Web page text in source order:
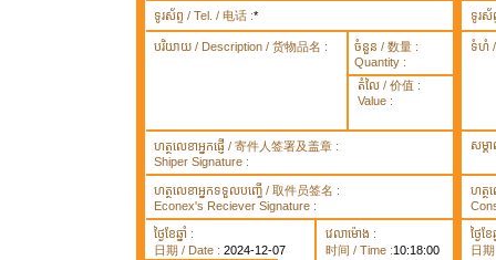
ទូរស័ព្ទ / Tel. / 电话 :* ទូរស័
បរិយាយ / Description / 货物品名 :
ចំនួន / 数量 :
Quantity :
តំលៃ / 价值 :
Value :
ទំហំ /
ហត្ថលេខាអ្នកផ្ញើ / 寄件人签署及盖章 :
Shiper Signature :
សម្គ
ហត្ថលេខាអ្នកទទួលបញ្ធើ / 取件员签名 :
Econex's Reciever Signature :
ហត្ថ
ថ្ងៃខែឆ្នាំ :
日期 / Date : 2024-12-07
វេលាម៉ោង :
时间 / Time :10:18:00
ថ្ងៃខែ
日